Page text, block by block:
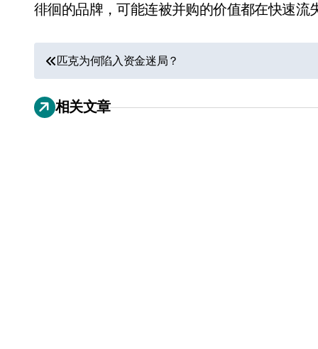
徘徊的品牌，可能连被并购的价值都在快速流
文
章
导
匹克为何陷入资金迷局？
相关文章